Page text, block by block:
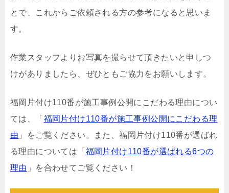
とで、これからご依頼される方の参考になると思いま
す。
作業スタッフよりお写真を撮らせて頂きたいと申しつ
けがありましたら、ぜひともご協力をお願いします。
福岡片付け110番が施工事例公開にこだわる理由につい
ては、「 福岡片付け110番が施工事例公開にこだわる理
由 」をご覧ください。また、福岡片付け110番が選ばれ
る理由については「 福岡片付け110番が選ばれる6つの
理由 」を合わせてご覧ください！